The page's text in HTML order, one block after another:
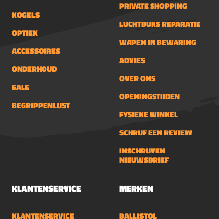
gebruik&nbsp;Smering en onderhoud
van geweren, pistolenVerhelpen van
Piepende en krakende
scharnierenSchoonmaken van RVS
keuken apparatuurBeschermen en
schoonmaken van metalen
gereedschappenBehandelen van
huidBehandelen van Hout en leer
KOGELS
OPTIEK
ACCESSOIRES
ONDERHOUD
SALE
BEGRIPPENLIJST
PRIVATE SHOPPING
LUCHTBUKS REPARATIE
WAPEN IN BEWARING
ADVIES
OVER ONS
OPENINGSTIJDEN
FYSIEKE WINKEL
SCHRIJF EEN REVIEW
INSCHRIJVEN
NIEUWSBRIEF
KLANTENSERVICE
KLANTENSERVICE
MERKEN
BALLISTOL